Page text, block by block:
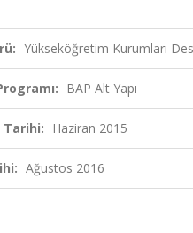
Yükseköğretim Kurumları
BAP Alt Yapı
Tarihi: Haziran 2015
Ağustos 2016